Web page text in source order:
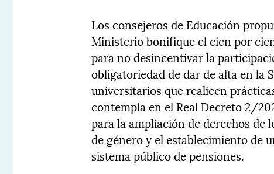
Los consejeros de Educación
Ministerio bonifique el cien por
para no desincentivar la
obligatoriedad de dar de alta en la
universitarios que realicen
contempla en el Real Decreto 2/
para la ampliación de derechos de
de género y el establecimiento de
sistema público de pensiones.